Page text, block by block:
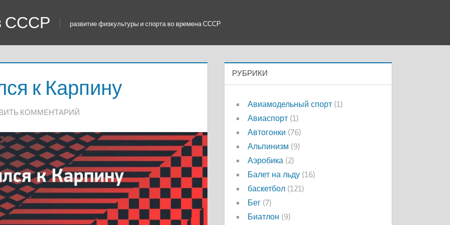
СССР развитие физкультуры и спорта во времена СССР
к Карпину
КОММЕНТАРИЙ
РУБРИКИ
Авиамодельный спорт (1)
Авиаспорт (1)
Автогонки (76)
Альпинизм (9)
Аэробика (2)
Балет на льду (16)
баскетбол (121)
Бег (7)
Биатлон (9)